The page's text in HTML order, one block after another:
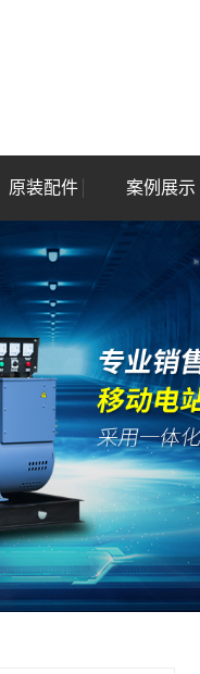
原装配件 案例展示
案例展示